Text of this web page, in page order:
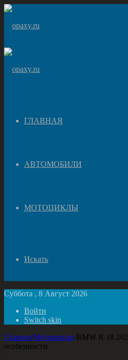
ГЛАВНАЯ
АВТОМОБИЛИ
МОТОЦИКЛЫ
Искать
Суббота , 8 Август 2026
Войти
Switch skin
Главная/Мотоциклы/BMW R 18
особенности